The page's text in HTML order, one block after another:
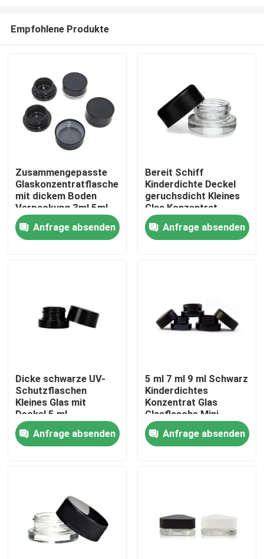
Haus
Über uns
Qualitätskontrolle
Treten Sie mit uns in Verbindung
Fordern Sie ein Zitat
Empfohlene Produkte
Zusammengepasste
Glaskonzentratflasche
mit dickem Boden
Verpackung 3ml 5ml
7ml 9ml 15ml
Kindersicher
Anfrage absenden
Bereit Schiff
Kinderdichte Deckel
geruchsdicht Kleines
Glas Konzentrat
Blumenöl Gläser
Großhandel
Anfrage absenden
Dicke schwarze UV-
Schutzflaschen
Kleines Glas mit
Deckel 5 ml
Konzentratflaschen
Anfrage absenden
5 ml 7 ml 9 ml Schwarz
Kinderdichtes
Konzentrat Glas
Glasflasche Mini-
Creme Flaschen
Kosmetik Schwarze
Behälter Flaschen mit
Anfrage absenden